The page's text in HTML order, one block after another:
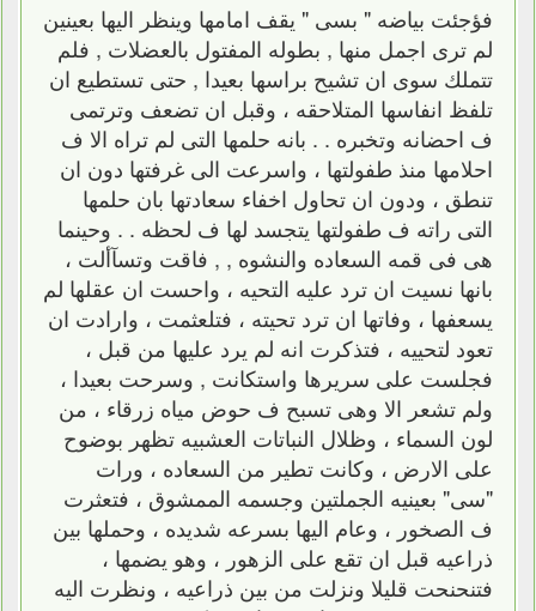
فؤجئت بياضه " بسى " يقف امامها وينظر اليها بعينين
لم ترى اجمل منها , بطوله المفتول بالعضلات , فلم
تتملك سوى ان تشيح براسها بعيدا , حتى تستطيع ان
تلفظ انفاسها المتلاحقه ، وقبل ان تضعف وترتمى
ف احضانه وتخبره . . بانه حلمها التى لم تراه الا ف
احلامها منذ طفولتها ، واسرعت الى غرفتها دون ان
تنطق ، ودون ان تحاول اخفاء سعادتها بان حلمها
التى راته ف طفولتها يتجسد لها ف لحظه . . وحينما
هى فى قمه السعاده والنشوه , , فاقت وتسآألت ،
بانها نسيت ان ترد عليه التحيه ، واحست ان عقلها لم
يسعفها ، وفاتها ان ترد تحيته ، فتلعثمت ، وارادت ان
تعود لتحييه ، فتذكرت انه لم يرد عليها من قبل ،
فجلست على سريرها واستكانت , وسرحت بعيدا ،
ولم تشعر الا وهى تسبح ف حوض مياه زرقاء ، من
لون السماء ، وظلال النباتات العشبيه تظهر بوضوح
على الارض ، وكانت تطير من السعاده ، ورات
"سى" بعينيه الجملتين وجسمه الممشوق ، فتعثرت
ف الصخور ، وعام اليها بسرعه شديده ، وحملها بين
ذراعيه قبل ان تقع على الزهور ، وهو يضمها ،
فتنحنحت قليلا ونزلت من بين ذراعيه ، ونظرت اليه